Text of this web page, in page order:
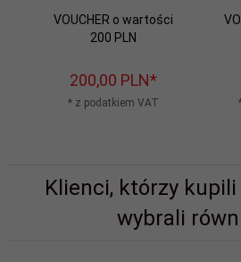
VOUCHER o wartości
200 PLN
200,00 PLN*
* z podatkiem VAT
Klienci, którzy
wybrali